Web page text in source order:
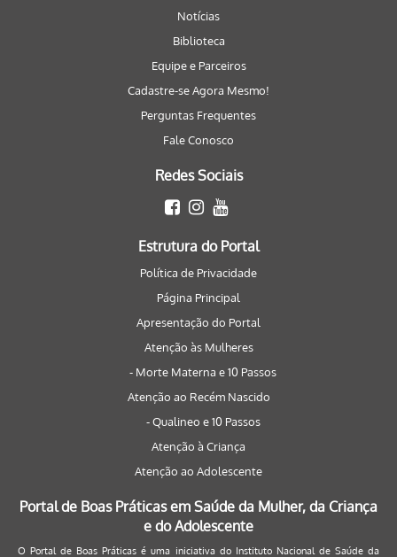
Notícias
Biblioteca
Equipe e Parceiros
Cadastre-se Agora Mesmo!
Perguntas Frequentes
Fale Conosco
Redes Sociais
Estrutura do Portal
Política de Privacidade
Página Principal
Apresentação do Portal
Atenção às Mulheres
- Morte Materna e 10 Passos
Atenção ao Recém Nascido
- Qualineo e 10 Passos
Atenção à Criança
Atenção ao Adolescente
Portal de Boas Práticas em Saúde da Mulher, da Criança
e do Adolescente
O Portal de Boas Práticas é uma iniciativa do Instituto Nacional de Saúde da